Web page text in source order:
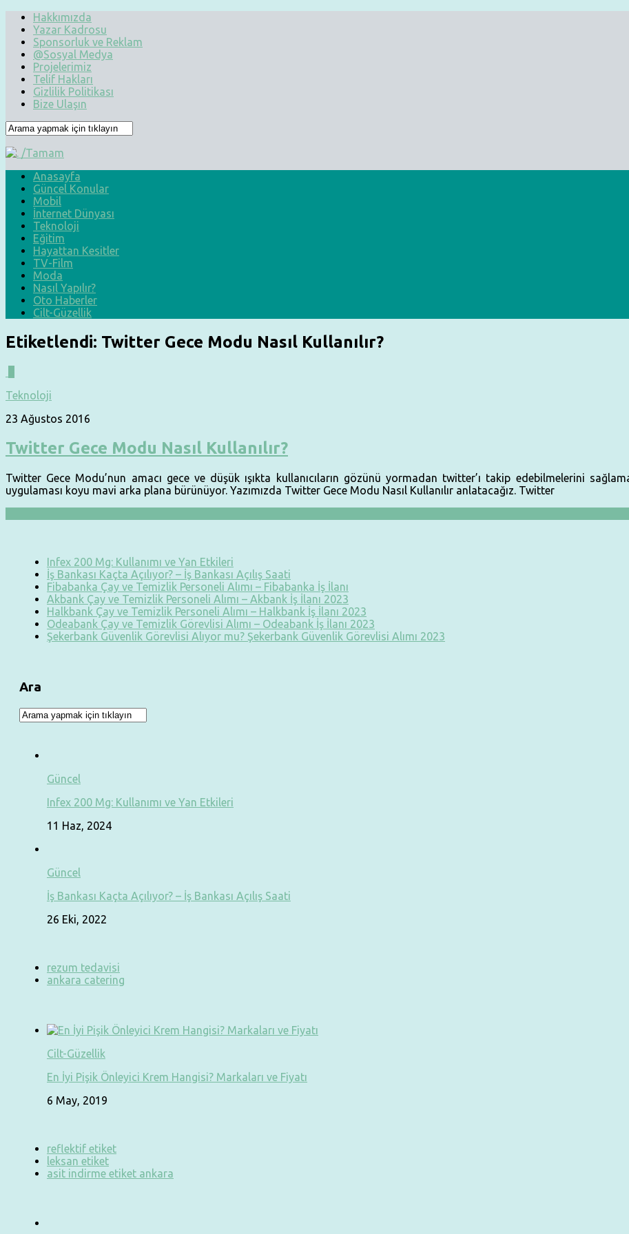
Hakkımızda
Yazar Kadrosu
Sponsorluk ve Reklam
@Sosyal Medya
Projelerimiz
Telif Hakları
Gizlilik Politikası
Bize Ulaşın
Anasayfa
Güncel Konular
Mobil
İnternet Dünyası
Teknoloji
Eğitim
Hayattan Kesitler
TV-Film
Moda
Nasıl Yapılır?
Oto Haberler
Cilt-Güzellik
Etiketlendi: Twitter Gece Modu Nasıl Kullanılır?
Teknoloji
23 Ağustos 2016
Twitter Gece Modu Nasıl Kullanılır?
Twitter Gece Modu’nun amacı gece ve düşük ışıkta kullanıcıların gözünü yormadan twitter’ı takip edebilmelerini
uygulaması koyu mavi arka plana bürünüyor. Yazımızda Twitter Gece Modu Nasıl Kullanılır anlatacağız. Twitter
Infex 200 Mg: Kullanımı ve Yan Etkileri
İş Bankası Kaçta Açılıyor? – İş Bankası Açılış Saati
Fibabanka Çay ve Temizlik Personeli Alımı – Fibabanka İş İlanı
Akbank Çay ve Temizlik Personeli Alımı – Akbank İş İlanı 2023
Halkbank Çay ve Temizlik Personeli Alımı – Halkbank İş İlanı 2023
Odeabank Çay ve Temizlik Görevlisi Alımı – Odeabank İş İlanı 2023
Şekerbank Güvenlik Görevlisi Alıyor mu? Şekerbank Güvenlik Görevlisi Alımı 2023
Ara
Güncel
Infex 200 Mg: Kullanımı ve Yan Etkileri
11 Haz, 2024
Güncel
İş Bankası Kaçta Açılıyor? – İş Bankası Açılış Saati
26 Eki, 2022
rezum tedavisi
ankara catering
Cilt-Güzellik
En İyi Pişik Önleyici Krem Hangisi? Markaları ve Fiyatı
6 May, 2019
reflektif etiket
leksan etiket
asit indirme etiket ankara